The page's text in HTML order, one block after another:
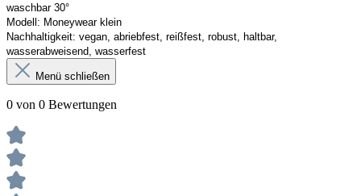
waschbar 30°
Modell: Moneywear klein
Nachhaltigkeit: vegan, abriebfest, reißfest, robust haltbar,
wasserabweisend, wasserfest
Menü schließen
0 von 0 Bewertungen